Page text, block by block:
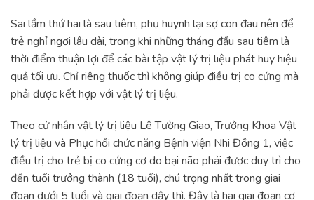
Sai lầm thứ hai là sau tiêm, phụ huynh lại sợ con đau nên để
trẻ nghỉ ngơi lâu dài, trong khi những tháng đầu sau tiêm là
thời điểm thuận lợi để các bài tập vật lý trị liệu phát huy hiệu
quả tối ưu. Chỉ riêng thuốc thì không giúp điều trị co cứng mà
phải được kết hợp với vật lý trị liệu.
Theo cử nhân vật lý trị liệu Lê Tường Giao, Trưởng Khoa Vật
lý trị liệu và Phục hồi chức năng Bệnh viện Nhi Đồng 1, việc
điều trị cho trẻ bị co cứng cơ do bại não phải được duy trì cho
đến tuổi trưởng thành (18 tuổi), chú trọng nhất trong giai
đoạn dưới 5 tuổi và giai đoạn dậy thì. Đây là hai giai đoạn cơ